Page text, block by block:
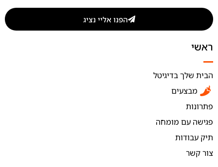
הפנו אליי נציג
ראשי
הבית שלך בדיגיטל
מבצעים
פתרונות
פגישה עם מומחה
תיק עבודות
צור קשר